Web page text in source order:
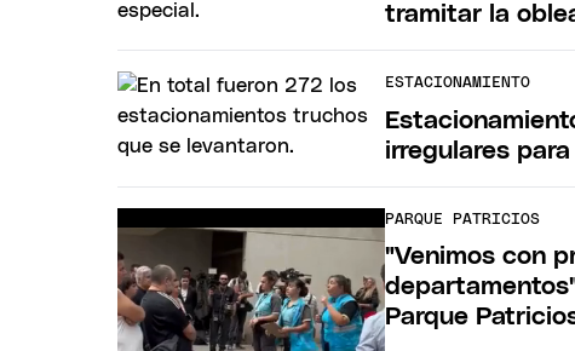
tramitar la
ESTACIONAMIENTO
irregulares
PARQUE PATRICIOS
"Venimos con
Parque